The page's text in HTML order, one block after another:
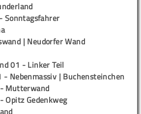
Sonntagsfahrer
| Neudorfer Wand
01 - Linker Teil
- Nebenmassiv | Buchensteinchen
Mutterwand
Opitz Gedenkweg